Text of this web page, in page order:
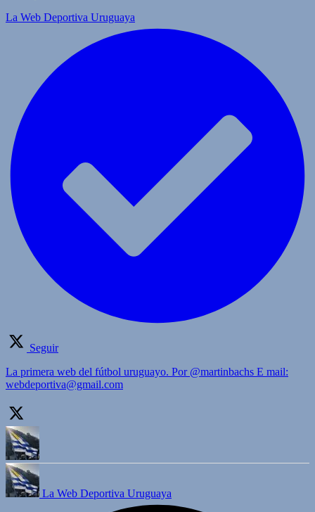
La Web Deportiva Uruguaya
Seguir
La primera web del fútbol uruguayo. Por @martinbachs E mail:
webdeportiva@gmail.com
La Web Deportiva Uruguaya